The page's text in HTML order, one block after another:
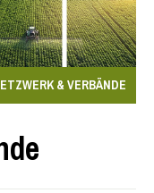
& VERBÄNDE